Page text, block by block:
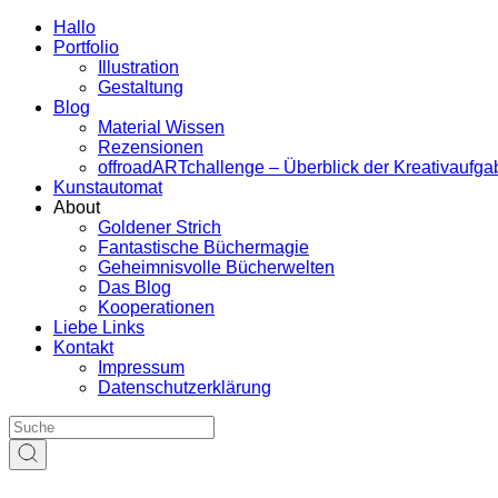
Hallo
Portfolio
Illustration
Gestaltung
Blog
Material Wissen
Rezensionen
offroadARTchallenge – Überblick der
Kunstautomat
About
Goldener Strich
Fantastische Büchermagie
Geheimnisvolle Bücherwelten
Das Blog
Kooperationen
Liebe Links
Kontakt
Impressum
Datenschutzerklärung